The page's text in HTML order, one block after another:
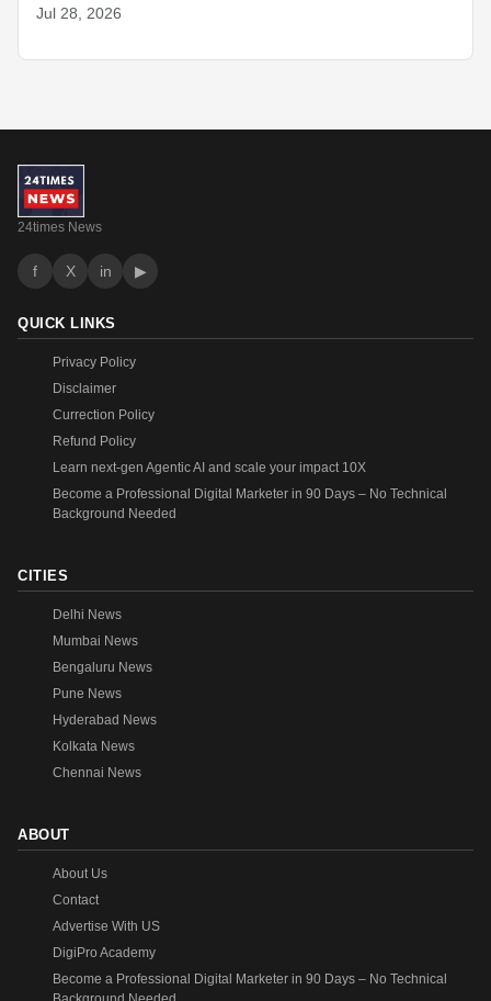
Jul 28, 2026
24times News
f X in ▶
QUICK LINKS
Privacy Policy
Disclaimer
Currection Policy
Refund Policy
Learn next-gen Agentic AI and scale your impact 10X
Become a Professional Digital Marketer in 90 Days – No Technical
Background Needed
CITIES
Delhi News
Mumbai News
Bengaluru News
Pune News
Hyderabad News
Kolkata News
Chennai News
ABOUT
About Us
Contact
Advertise With US
DigiPro Academy
Become a Professional Digital Marketer in 90 Days – No Technical